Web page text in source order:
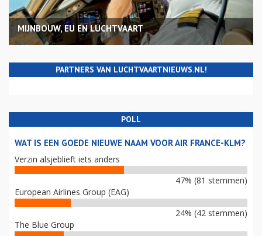
MIJNBOUW, EU EN LUCHTVAART
PARTNERS VAN LUCHTVAARTNIEUWS.NL!
POLL
WAT IS EEN GOEDE NIEUWE NAAM VOOR AIR FRANCE-KLM?
Verzin alsjeblieft iets anders
47% (81 stemmen)
European Airlines Group (EAG)
24% (42 stemmen)
The Blue Group